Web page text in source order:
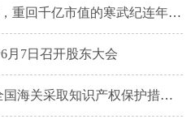
回千亿市值的寒武纪连年亏损
月7日召开股东大会
措施 6.46 万次，扣留涉嫌侵犯商标权货物 7632.31 万件